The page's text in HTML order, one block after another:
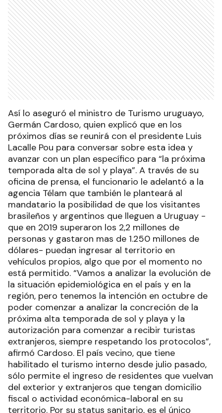
Así lo aseguró el ministro de Turismo uruguayo,
Germán Cardoso, quien explicó que en los
próximos días se reunirá con el presidente Luis
Lacalle Pou para conversar sobre esta idea y
avanzar con un plan específico para “la próxima
temporada alta de sol y playa”. A través de su
oficina de prensa, el funcionario le adelantó a la
agencia Télam que también le planteará al
mandatario la posibilidad de que los visitantes
brasileños y argentinos que lleguen a Uruguay -
que en 2019 superaron los 2,2 millones de
personas y gastaron mas de 1.250 millones de
dólares- puedan ingresar al territorio en
vehículos propios, algo que por el momento no
está permitido. “Vamos a analizar la evolución de
la situación epidemiológica en el país y en la
región, pero tenemos la intención en octubre de
poder comenzar a analizar la concreción de la
próxima alta temporada de sol y playa y la
autorización para comenzar a recibir turistas
extranjeros, siempre respetando los protocolos”,
afirmó Cardoso. El país vecino, que tiene
habilitado el turismo interno desde julio pasado,
sólo permite el ingreso de residentes que vuelvan
del exterior y extranjeros que tengan domicilio
fiscal o actividad económica-laboral en su